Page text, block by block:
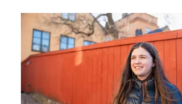
Aktuella artiklar